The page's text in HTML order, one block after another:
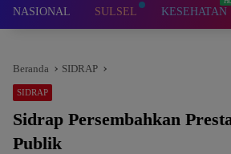
NASIONAL SULSEL KESEHATAN
Beranda SIDRAP
SIDRAP
Sidrap Persembahkan
Publik